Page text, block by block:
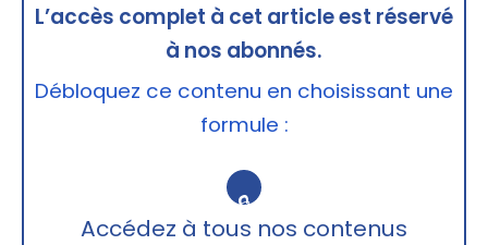
L’accès complet à cet article est réservé
à nos abonnés.
Débloquez ce contenu en choisissant une
formule :
🔒
Accédez à tous nos contenus